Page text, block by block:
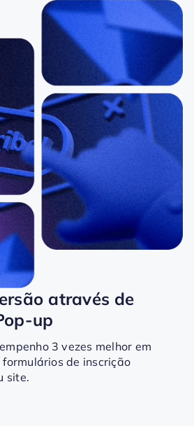
através de
up
3 vezes melhor em
de inscrição
site.